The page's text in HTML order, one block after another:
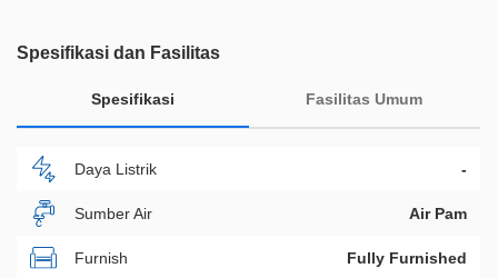
Spesifikasi dan Fasilitas
Spesifikasi Fasilitas Umum
Daya Listrik -
Sumber Air Air Pam
Furnish Fully Furnished